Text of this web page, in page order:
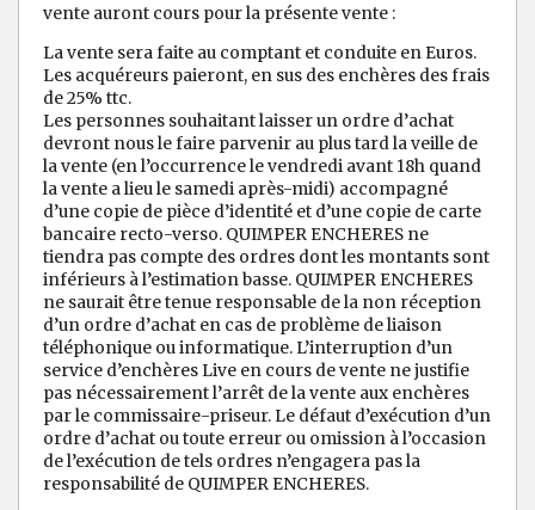
vente auront cours pour la présente vente :
La vente sera faite au comptant et conduite en Euros.
Les acquéreurs paieront, en sus des enchères des frais
de 25% ttc.
Les personnes souhaitant laisser un ordre d’achat
devront nous le faire parvenir au plus tard la veille de
la vente (en l’occurrence le vendredi avant 18h quand
la vente a lieu le samedi après-midi) accompagné
d’une copie de pièce d’identité et d’une copie de carte
bancaire recto-verso. QUIMPER ENCHERES ne
tiendra pas compte des ordres dont les montants sont
inférieurs à l’estimation basse. QUIMPER ENCHERES
ne saurait être tenue responsable de la non réception
d’un ordre d’achat en cas de problème de liaison
téléphonique ou informatique. L’interruption d’un
service d’enchères Live en cours de vente ne justifie
pas nécessairement l’arrêt de la vente aux enchères
par le commissaire-priseur. Le défaut d’exécution d’un
ordre d’achat ou toute erreur ou omission à l’occasion
de l’exécution de tels ordres n’engagera pas la
responsabilité de QUIMPER ENCHERES.